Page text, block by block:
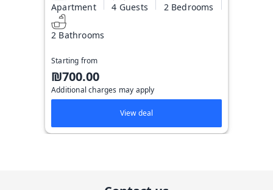
Apartment 4 Guests 2 Bedrooms
2 Bathrooms
Starting from
₪700.00
Additional charges may apply
View deal